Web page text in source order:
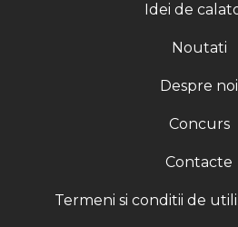
Idei de
Noutati
Despre noi
Concurs
Contacte
Termeni si conditii de